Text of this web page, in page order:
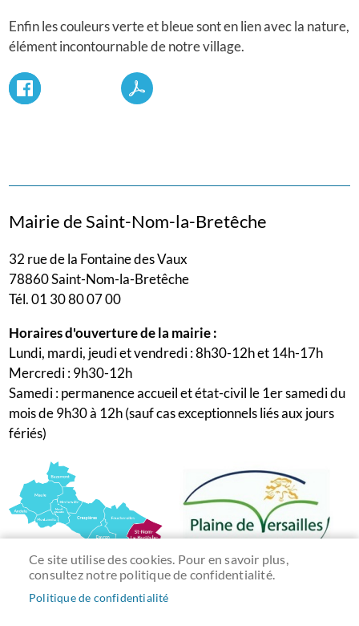
Enfin les couleurs verte et bleue sont en lien avec la nature,
élément incontournable de notre village.
Mairie de Saint-Nom-la-Bretêche
32 rue de la Fontaine des Vaux
78860 Saint-Nom-la-Bretêche
Tél. 01 30 80 07 00
Horaires d'ouverture de la mairie :
Lundi, mardi, jeudi et vendredi : 8h30-12h et 14h-17h
Mercredi : 9h30-12h
Samedi : permanence accueil et état-civil le 1er samedi du
mois de 9h30 à 12h (sauf cas exceptionnels liés aux jours
fériés)
Ce site utilise des cookies. Pour en savoir plus,
consultez notre politique de confidentialité.
Politique de confidentialité